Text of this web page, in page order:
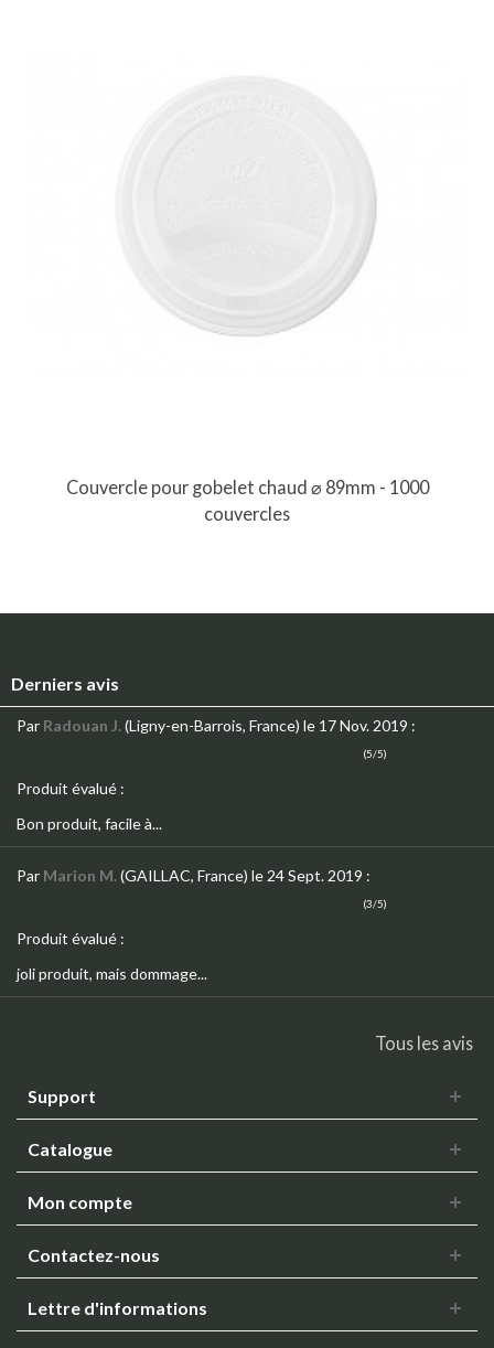
Couvercle pour gobelet chaud ⌀ 89mm - 1000
couvercles
Derniers avis
Par Radouan J.(Ligny-en-Barrois, France) le 17 Nov. 2019 :
(5/5)
Produit évalué :
Bon produit, facile à...
Par Marion M.(GAILLAC, France) le 24 Sept. 2019 :
(3/5)
Produit évalué :
joli produit, mais dommage...
Tous les avis
Support
Catalogue
Mon compte
Contactez-nous
Lettre d'informations